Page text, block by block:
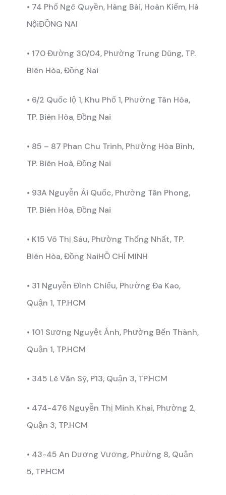
• 74 Phố Ngô Quyền, Hàng Bài, Hoàn Kiếm, Hà
NộiĐỒNG NAI
• 170 Đường 30/04, Phường Trung Dũng, TP.
Biên Hòa, Đồng Nai
• 6/2 Quốc lộ 1, Khu Phố 1, Phường Tân Hòa,
TP. Biên Hòa, Đồng Nai
• 85 – 87 Phan Chu Trinh, Phường Hòa Bình,
TP. Biên Hoà, Đồng Nai
• 93A Nguyễn Ái Quốc, Phường Tân Phong,
TP. Biên Hòa, Đồng Nai
• K15 Võ Thị Sáu, Phường Thống Nhất, TP.
Biên Hòa, Đồng NaiHỒ CHÍ MINH
• 31 Nguyễn Đình Chiểu, Phường Đa Kao,
Quận 1, TP.HCM
• 101 Sương Nguyệt Ánh, Phường Bến Thành,
Quận 1, TP.HCM
• 345 Lê Văn Sỹ, P13, Quận 3, TP.HCM
• 474-476 Nguyễn Thị Minh Khai, Phường 2,
Quận 3, TP.HCM
• 43-45 An Dương Vương, Phường 8, Quận
5, TP.HCM